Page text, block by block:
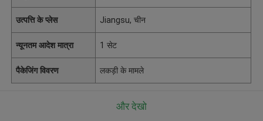
उत्पत्ति के प्लेस Jiangsu, चीन
न्यूनतम आदेश मात्रा 1 सेट
पैकेजिंग विवरण लकड़ी के मामले
और देखो